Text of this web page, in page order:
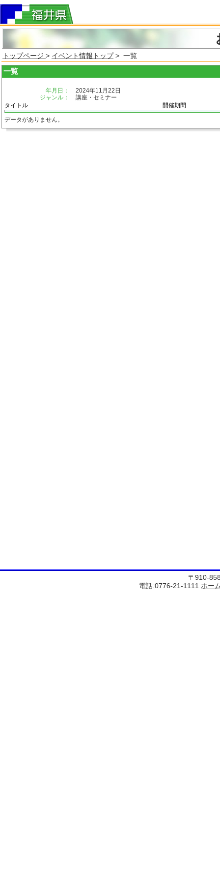
トップページ > イベント情報トップ> 一覧
一覧
年月日：
2024年11月22日
ジャンル：
講座・セミナー
タイトル
開催期間
データがありません。
〒910-
電話:0776-21-1111 ホー